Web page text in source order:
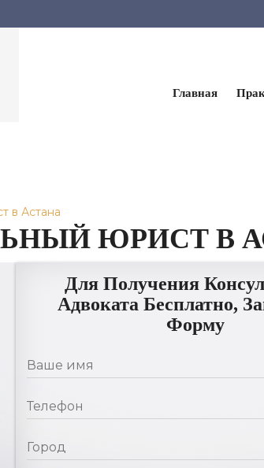
Главная
в Астана
ЮРИСТ В
Для Получения
Адвоката Бесплатно,
Форму